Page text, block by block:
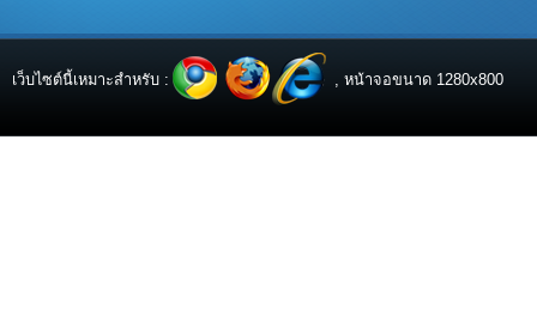
เว็บไซต์นี้เหมาะสำหรับ : , หน้าจอขนาด 1280x800